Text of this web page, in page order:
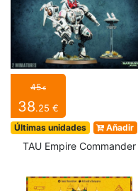
45€
38.25 €
Últimas unidades Añadir
TAU Empire Commander